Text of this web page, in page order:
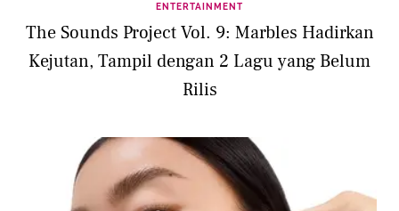
ENTERTAINMENT
The Sounds Project Vol. 9: Marbles Hadirkan
Kejutan, Tampil dengan 2 Lagu yang Belum
Rilis